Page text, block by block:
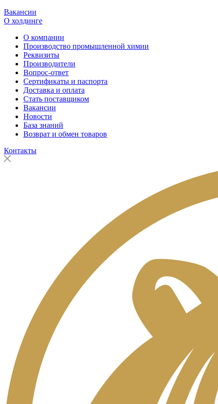
Вакансии
О холдинге
О компании
Производство промышленной химии
Реквизиты
Производители
Вопрос-ответ
Сертификаты и паспорта
Доставка и оплата
Стать поставщиком
Вакансии
Новости
База знаний
Возврат и обмен товаров
Контакты